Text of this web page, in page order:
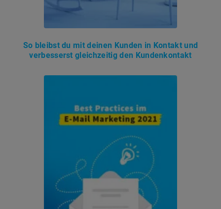
So bleibst du mit deinen Kunden in Kontakt und
verbesserst gleichzeitig den Kundenkontakt